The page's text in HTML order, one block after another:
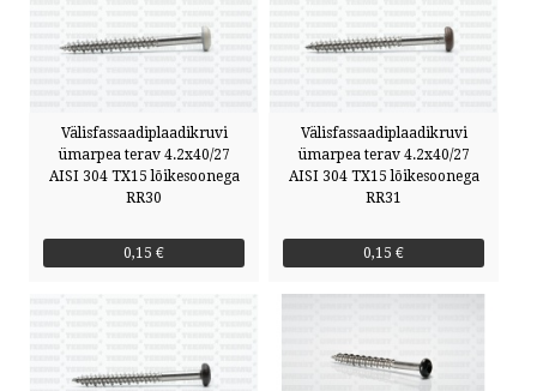
Välisfassaadiplaadikruvi
ümarpea terav 4.2x40/27
AISI 304 TX15 lõikesoonega
RR30
0,15 €
Välisfassaadiplaadikruvi
ümarpea terav 4.2x40/27
AISI 304 TX15 lõikesoonega
RR31
0,15 €